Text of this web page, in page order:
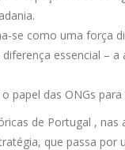
se como uma
diferença essencial
papel das ONGs
de Portugal ,
que passa